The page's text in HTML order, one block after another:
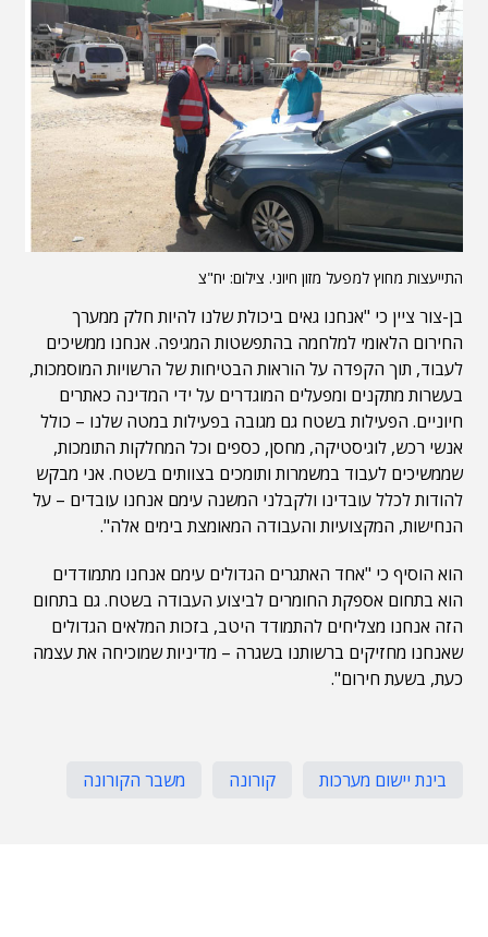
התייעצות מחוץ למפעל מזון חיוני. צילום: יח"צ
בן-צור ציין כי "אנחנו גאים ביכולת שלנו להיות חלק ממערך
החירום הלאומי למלחמה בהתפשטות המגיפה. אנחנו ממשיכים
לעבוד, תוך הקפדה על הוראות הבטיחות של הרשויות המוסמכות,
בעשרות מתקנים ומפעלים המוגדרים על ידי המדינה כאתרים
חיוניים. הפעילות בשטח גם מגובה בפעילות במטה שלנו – כולל
אנשי רכש, לוגיסטיקה, מחסן, כספים וכל המחלקות התומכות,
שממשיכים לעבוד במשמרות ותומכים בצוותים בשטח. אני מבקש
להודות לכלל עובדינו ולקבלני המשנה עימם אנחנו עובדים – על
הנחישות, המקצועיות והעבודה המאומצת בימים אלה".
הוא הוסיף כי "אחד האתגרים הגדולים עימם אנחנו מתמודדים
הוא בתחום אספקת החומרים לביצוע העבודה בשטח. גם בתחום
הזה אנחנו מצליחים להתמודד היטב, בזכות המלאים הגדולים
שאנחנו מחזיקים ברשותנו בשגרה – מדיניות שמוכיחה את עצמה
כעת, בשעת חירום".
בינת יישום מערכות קורונה משבר הקורונה